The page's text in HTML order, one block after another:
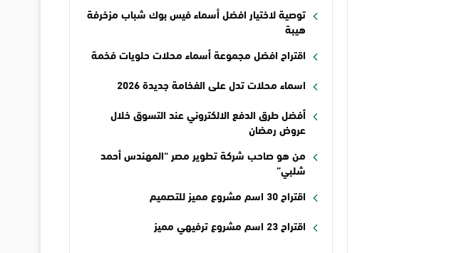
توصية لاختيار افضل أسماء فيس بوك شباب مزخرفة
هيبة
اقتراح افضل مجموعة أسماء محلات حلويات فخمة
اسماء محلات تدل على الفخامة جديدة 2026
أفضل طرق الدفع الالكتروني عند التسوق خلال
عروض رمضان
من هو صاحب شركة تطوير مصر “المهندس أحمد
شلبي”
اقتراح 30 اسم مشروع مميز للتصميم
اقتراح 23 اسم مشروع ترفيهي مميز